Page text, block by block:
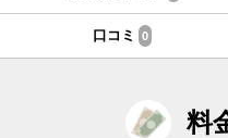
口コミ 0
料